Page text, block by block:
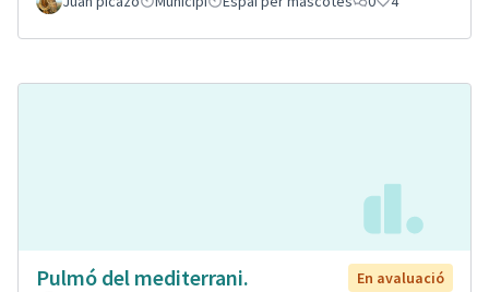
Pulmó del mediterrani.
En avaluació